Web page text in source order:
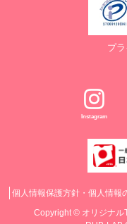
プ
Instagram
個人情報保護方針・個人情報
Copyright © オリジナル